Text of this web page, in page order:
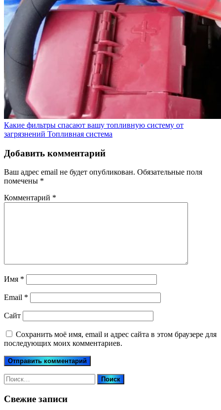
Какие фильтры спасают вашу топливную систему от
загрязнений Топливная система
Добавить комментарий
Ваш адрес email не будет опубликован. Обязательные поля
помечены *
Комментарий *
Имя *
Email *
Сайт
Сохранить моё имя, email и адрес сайта в этом браузере для
последующих моих комментариев.
Найти:
Свежие записи